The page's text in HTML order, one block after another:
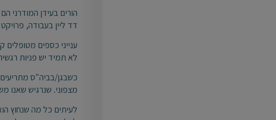
הורים בעידן
דד ליין בעבודה,
ענייני כספים
לא תמיד יש פניות
כשבגן/בביה"ס
מצפוני. שנרגיש שאנו
לעיתים כל מה שנחוץ